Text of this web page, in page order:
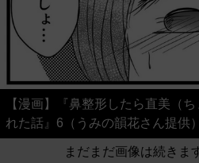
【漫画】『鼻整形したら直美（
れた話』6（うみの韻花さん提供）
まだまだ画像は続きま